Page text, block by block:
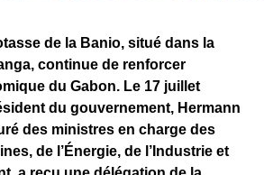
et indirects.
importantes autour du
l’exploitation minière, le bilan
rappelle qu’avant de devenir une
progressivement. Les
les infrastructures déployées
de la Banio, situé dans la
continue de renforcer
du Gabon. Le 17 juillet
du gouvernement, Hermann
des ministres en charge des
de l’Énergie, de l’Industrie et